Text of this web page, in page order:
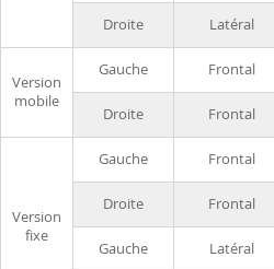
Droite Latéral
Version
mobile
Gauche Frontal
Droite Frontal
Version
fixe
Gauche Frontal
Droite Frontal
Gauche Latéral